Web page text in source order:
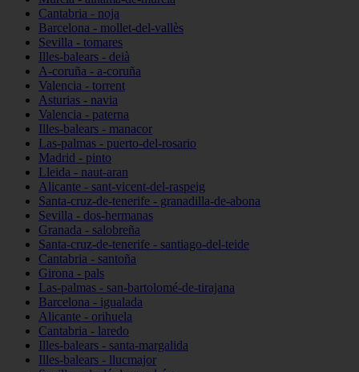
Cantabria - noja
Barcelona - mollet-del-vallès
Sevilla - tomares
Illes-balears - deià
A-coruña - a-coruña
Valencia - torrent
Asturias - navia
Valencia - paterna
Illes-balears - manacor
Las-palmas - puerto-del-rosario
Madrid - pinto
Lleida - naut-aran
Alicante - sant-vicent-del-raspeig
Santa-cruz-de-tenerife - granadilla-de-abona
Sevilla - dos-hermanas
Granada - salobreña
Santa-cruz-de-tenerife - santiago-del-teide
Cantabria - santoña
Girona - pals
Las-palmas - san-bartolomé-de-tirajana
Barcelona - igualada
Alicante - orihuela
Cantabria - laredo
Illes-balears - santa-margalida
Illes-balears - llucmajor